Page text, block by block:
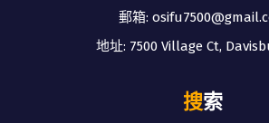
郵箱:
地址: 7500 Village Ct,
搜索